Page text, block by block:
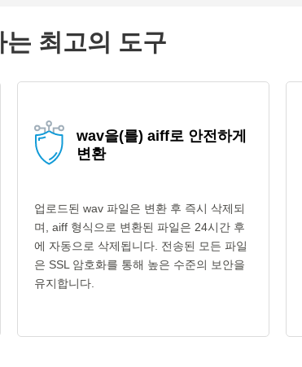
최고의 도구
wav을(를) aiff로 안전하게
변환
업로드된 wav 파일은 변환 후 즉시 삭제되
며, aiff 형식으로 변환된 파일은 24시간 후
에 자동으로 삭제됩니다. 전송된 모든 파일
은 SSL 암호화를 통해 높은 수준의 보안을
유지합니다.